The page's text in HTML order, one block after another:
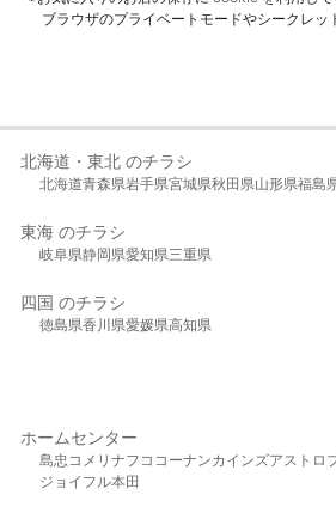
ブラウザのプライベートモードやシークレ
北海道・東北 のチラシ
北海道青森県岩手県宮城県秋田県山形県福島
東海 のチラシ
岐阜県静岡県愛知県三重県
四国 のチラシ
徳島県香川県愛媛県高知県
ホームセンター
島忠 コメリ ナフコ コーナンカインズアストロ
ジョイフル本田